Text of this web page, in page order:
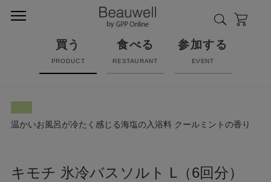
買う
PRODUCT
食べる
RESTAURANT
参加する
EVENT
温かいお風呂が冷たく感じる海塩の入浴料 クールミントの香り
キモチ 氷冷バスソルト L（6回分）